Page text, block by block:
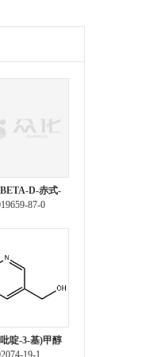
D-赤式-
1-乙酸酯 3,5-
87-0
啶-3-基)甲醇
19-1